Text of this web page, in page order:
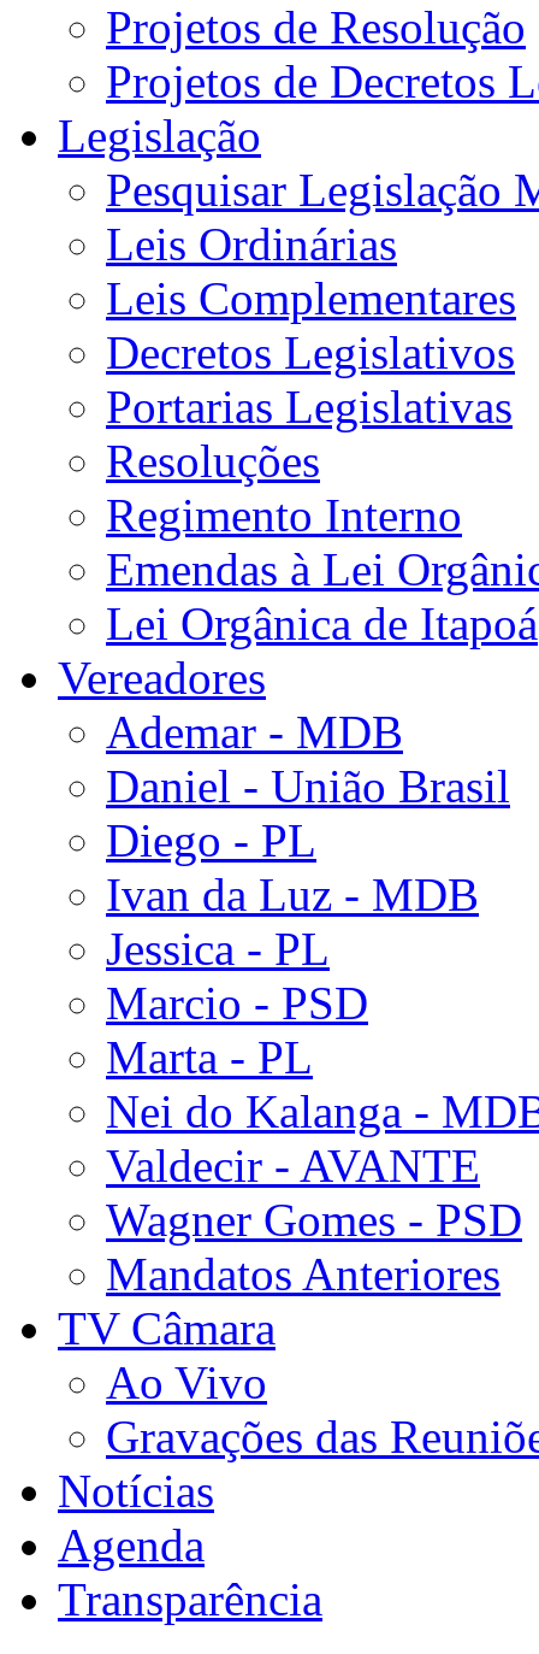
Projetos de Resolução
Projetos de Decretos
Legislação
Pesquisar Legislação
Leis Ordinárias
Leis Complementares
Decretos Legislativos
Portarias Legislativas
Resoluções
Regimento Interno
Emendas à Lei
Lei Orgânica de Itapoá
Vereadores
Ademar - MDB
Daniel - União Brasil
Diego - PL
Ivan da Luz - MDB
Jessica - PL
Marcio - PSD
Marta - PL
Nei do Kalanga -
Valdecir - AVANTE
Wagner Gomes - PSD
Mandatos Anteriores
TV Câmara
Ao Vivo
Gravações das
Notícias
Agenda
Transparência